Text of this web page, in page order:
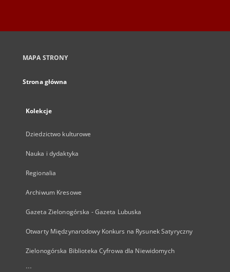
MAPA STRONY
Strona główna
Kolekcje
Dziedzictwo kulturowe
Nauka i dydaktyka
Regionalia
Archiwum Kresowe
Gazeta Zielonogórska - Gazeta Lubuska
Otwarty Międzynarodowy Konkurs na Rysunek Satyryczny
Zielonogórska Biblioteka Cyfrowa dla Niewidomych
...